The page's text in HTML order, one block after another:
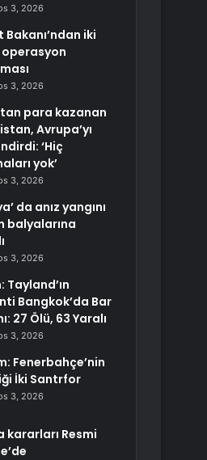
3, 2026
iki
operasyon
3, 2026
para kazanan
Avrupa’yı
‘Hiç
yok’
3, 2026
da anız yangını
balyalarına
3, 2026
Tayland’ın
Bangkok’da Bar
27 Ölü, 63 Yaralı
3, 2026
Fenerbahçe’nin
İki Santrfor
3, 2026
kararları Resmi